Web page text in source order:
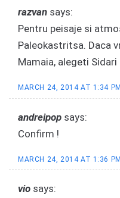
razvan says:
Pentru peisaje si
Paleokastritsa. Daca
Mamaia, alegeti Sidari
MARCH 24, 2014 AT 1:34 PM
andreipop says:
Confirm !
MARCH 24, 2014 AT 1:36 PM
vio says: